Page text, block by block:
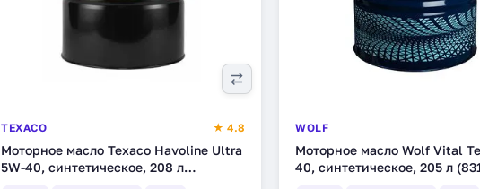
TEXACO ★ 4.8
Моторное масло Texaco Havoline Ultra
5W-40, синтетическое, 208 л
WOLF
Моторное масло Wolf Vital
40, синтетическое, 205 л